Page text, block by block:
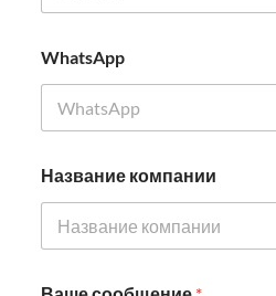
WhatsApp
т
р
н
И
Название компании